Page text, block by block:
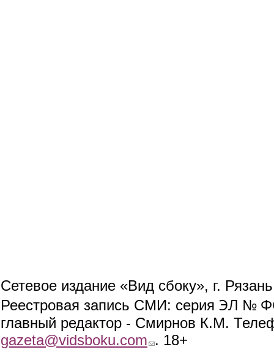
Сетевое издание «Вид сбоку», г.
Реестровая запись СМИ: серия ЭЛ №
главный редактор - Смирнов К.М.
gazeta@vidsboku.com (link sends e-mail)
. 18+